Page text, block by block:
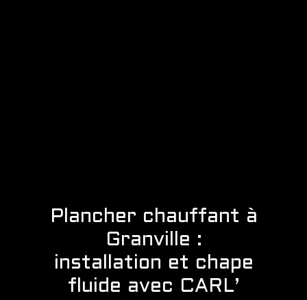
Plancher chauffant à
Granville :
installation et chape
fluide avec CARL’